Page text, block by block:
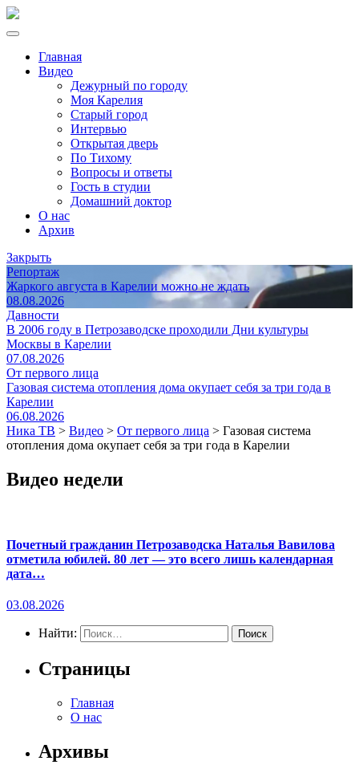
Главная
Видео
Дежурный по городу
Моя Карелия
Старый город
Интервью
Открытая дверь
По Тихому
Вопросы и ответы
Гость в студии
Домашний доктор
О нас
Архив
Закрыть
Репортаж
Жаркого августа в Карелии можно не ждать
08.08.2026
Давности
В 2006 году в Петрозаводске проходили Дни культуры
Москвы в Карелии
07.08.2026
От первого лица
Газовая система отопления дома окупает себя за три года в
Карелии
06.08.2026
Ника ТВ > Видео > От первого лица > Газовая система
отопления дома окупает себя за три года в Карелии
Видео недели
Почетный гражданин Петрозаводска Наталья Вавилова
отметила юбилей. 80 лет — это всего лишь календарная
дата…
03.08.2026
Найти:
Страницы
Главная
О нас
Архивы